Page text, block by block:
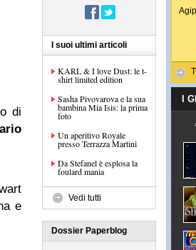
di
e
I suoi ultimi articoli
KARL & I love Dust: le t-
shirt limited edition
Sasha Pivovarova e la sua
bambina Mia Isis: la prima
foto
Un aperitivo Royale
presso Terrazza Martini
Da Stefanel è esplosa la
foulard mania
Vedi tutti
Dossier Paperblog
I